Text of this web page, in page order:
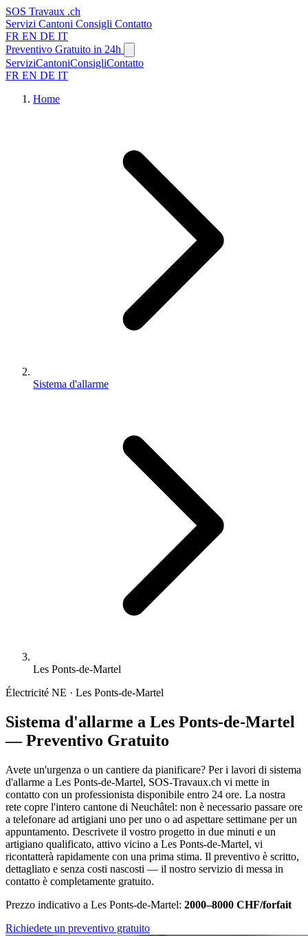
SOS Travaux .ch
Servizi Cantoni Consigli Contatto
FR EN DE IT
Preventivo Gratuito in 24h
ServiziCantoniConsigliContatto
FR EN DE IT
Home
Sistema d'allarme
Les Ponts-de-Martel
Électricité NE · Les Ponts-de-Martel
Sistema d'allarme a Les Ponts-de-Martel
— Preventivo Gratuito
Avete un'urgenza o un cantiere da pianificare? Per i lavori di sistema
d'allarme a Les Ponts-de-Martel, SOS-Travaux.ch vi mette in
contatto con un professionista disponibile entro 24 ore. La nostra
rete copre l'intero cantone di Neuchâtel: non è necessario passare ore
a telefonare ad artigiani uno per uno o ad aspettare settimane per un
appuntamento. Descrivete il vostro progetto in due minuti e un
artigiano qualificato, attivo vicino a Les Ponts-de-Martel, vi
ricontatterà rapidamente con una prima stima. Il preventivo è scritto,
dettagliato e senza costi nascosti — il nostro servizio di messa in
contatto è completamente gratuito.
Prezzo indicativo a Les Ponts-de-Martel: 2000–8000 CHF/forfait
Richiedete un preventivo gratuito